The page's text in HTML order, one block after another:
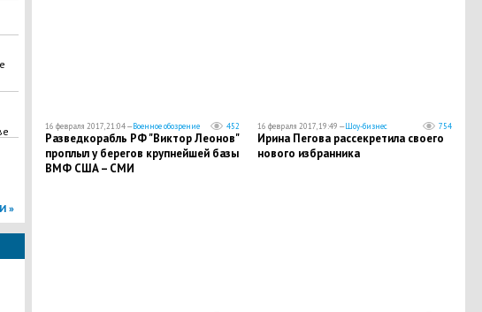
»
16 февраля 2017, 21:04 —Военное обозрение 452
Разведкорабль РФ "Виктор Леонов"
проплыл у берегов крупнейшей базы
ВМФ США – СМИ
16 февраля 2017, 19:49 —Шоу-бизнес 754
Ирина Пегова рассекретила своего
нового избранника